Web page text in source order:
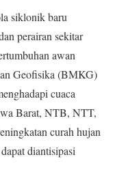
siklonik baru
perairan sekitar
awan
Geofisika (BMKG)
cuaca
Barat, NTB, NTT,
curah hujan
diantisipasi